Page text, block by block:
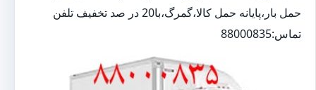
حمل بار،پایانه حمل کالا،گمرگ،با20 در صد تخفیف تلفن
تماس:88000835